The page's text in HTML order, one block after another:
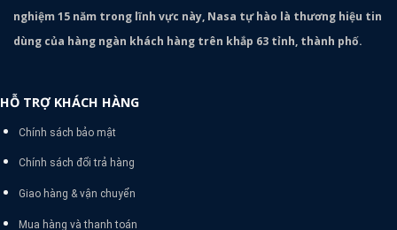
nghiệm 15 năm trong lĩnh vực này, Nasa tự hào là thương hiệu tin
dùng của hàng ngàn khách hàng trên khắp 63 tỉnh, thành phố.
HỖ TRỢ KHÁCH HÀNG
Chính sách bảo mật
Chính sách đổi trả hàng
Giao hàng & vận chuyển
Mua hàng và thanh toán